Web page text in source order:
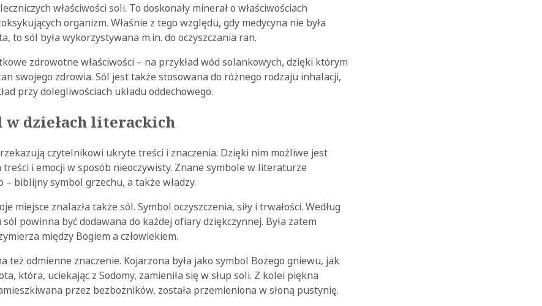
właściwości soli. To doskonały minerał o właściwościach
organizm. Właśnie z tego względu, gdy medycyna nie była
to sól była wykorzystywana m.in. do oczyszczania ran.
zdrowotne właściwości – na przykład wód solankowych, dzięki którym
swojego zdrowia. Sól jest także stosowana do różnego rodzaju inhalacji,
przy dolegliwościach układu oddechowego.
w dziełach literackich
czytelnikowi ukryte treści i znaczenia. Dzięki nim możliwe jest
treści i emocji w sposób nieoczywisty. Znane symbole w literaturze
– biblijny symbol grzechu, a także władzy.
miejsce znalazła także sól. Symbol oczyszczenia, siły i trwałości. Według
powinna być dodawana do każdej ofiary dziękczynnej. Była zatem
między Bogiem a człowiekiem.
też odmienne znaczenie. Kojarzona była jako symbol Bożego gniewu, jak
która, uciekając z Sodomy, zamieniła się w słup soli. Z kolei piękna
przez bezbożników, została przemieniona w słoną pustynię.